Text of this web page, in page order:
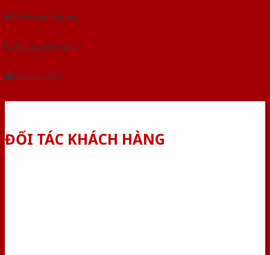
Tải báo giá tổng hợp
Yêu cầu gọi lại (3 phút)
Dành cho đại lý
ĐỐI TÁC KHÁCH HÀNG